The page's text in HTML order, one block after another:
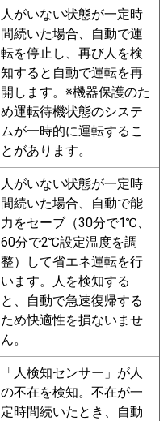
人がいない状態が一定時
間続いた場合、自動で運
転を停止し、再び人を検
知すると自動で運転を再
開します。※機器保護のた
め運転待機状態のシステ
ムが一時的に運転するこ
とがあります。
人がいない状態が一定時
間続いた場合、自動で能
力をセーブ（30分で1℃、
60分で2℃設定温度を調
整）して省エネ運転を行
います。人を検知する
と、自動で急速復帰する
ため快適性を損ないませ
ん。
「人検知センサー」が人
の不在を検知。不在が一
定時間続いたとき、自動